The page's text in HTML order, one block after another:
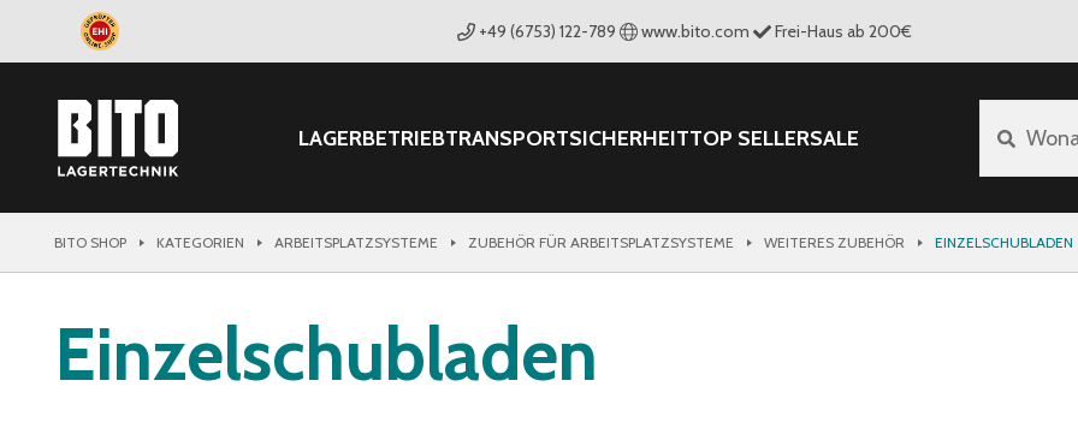
+49 (6753) 122-789 www.bito.com Frei-Haus ab 200€
LAGERBETRIEBTRANSPORTSICHERHEITTOP SELLERSALE
BITO SHOP KATEGORIEN ARBEITSPLATZSYSTEME ZUBEHÖR FÜR ARBEITSPLATZSYSTEME WEITERES ZUBEHÖR EINZELSCHUBLADEN
Einzelschubladen